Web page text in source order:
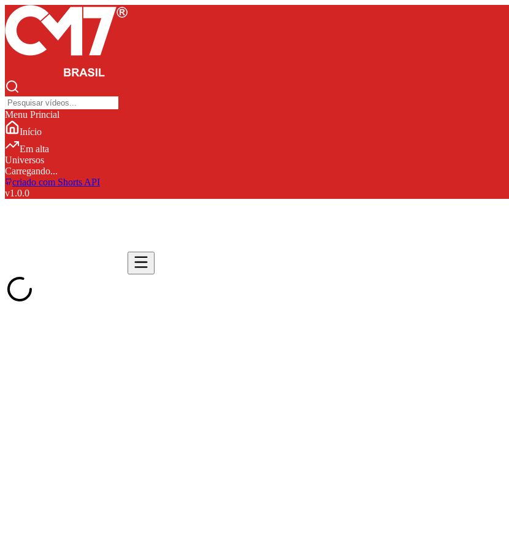
Menu Princial
Início
Em alta
Universos
Carregando...
criado com Shorts API
v1.0.0